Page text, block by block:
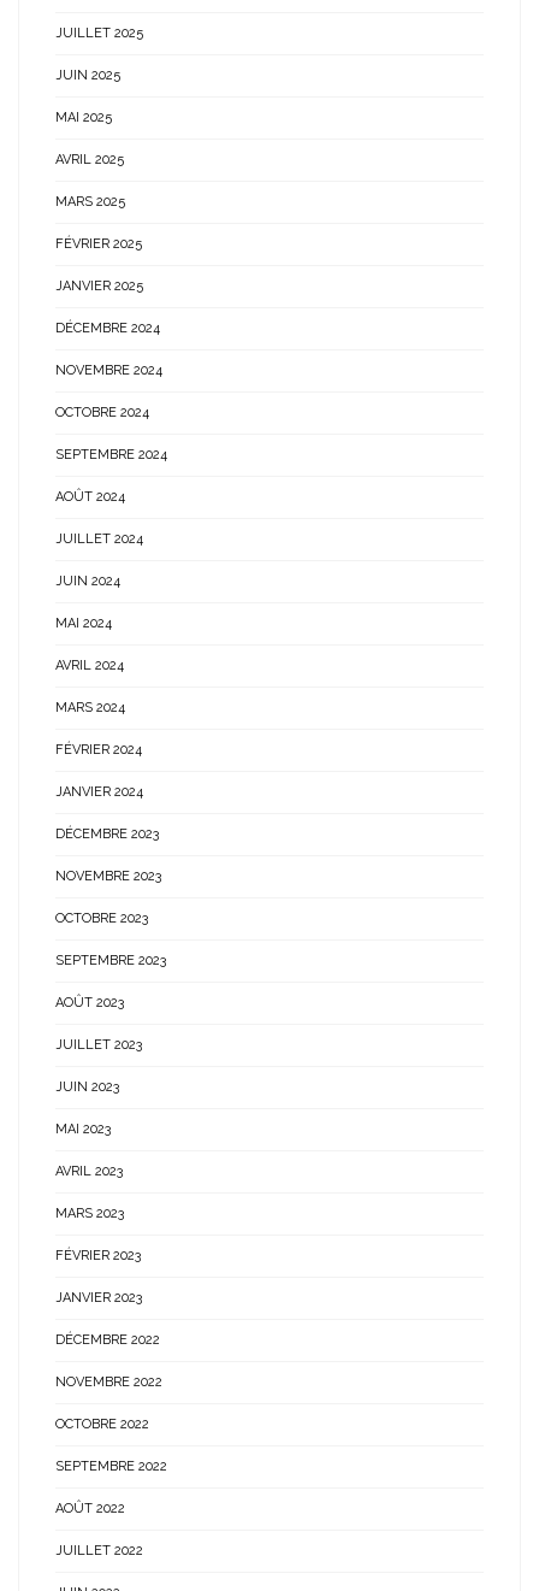
JUILLET 2025
JUIN 2025
MAI 2025
AVRIL 2025
MARS 2025
FÉVRIER 2025
JANVIER 2025
DÉCEMBRE 2024
NOVEMBRE 2024
OCTOBRE 2024
SEPTEMBRE 2024
AOÛT 2024
JUILLET 2024
JUIN 2024
MAI 2024
AVRIL 2024
MARS 2024
FÉVRIER 2024
JANVIER 2024
DÉCEMBRE 2023
NOVEMBRE 2023
OCTOBRE 2023
SEPTEMBRE 2023
AOÛT 2023
JUILLET 2023
JUIN 2023
MAI 2023
AVRIL 2023
MARS 2023
FÉVRIER 2023
JANVIER 2023
DÉCEMBRE 2022
NOVEMBRE 2022
OCTOBRE 2022
SEPTEMBRE 2022
AOÛT 2022
JUILLET 2022